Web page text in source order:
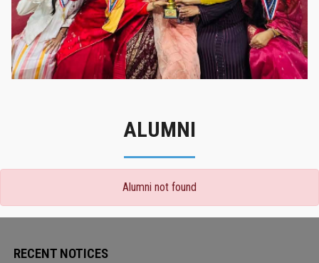
ALUMNI
Alumni not found
RECENT NOTICES